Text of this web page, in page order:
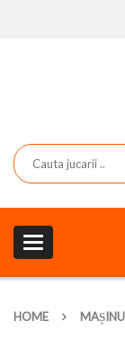
Toggle
navigation
HOME